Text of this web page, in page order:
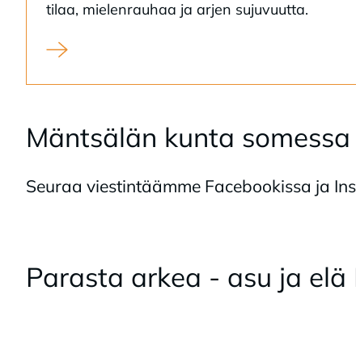
ti­laa, mie­len­rau­haa ja ar­jen su­ju­vuut­ta.
Lue Hännisten tarina
Mänt­sä­län kun­ta so­mes­sa
Seu­raa vies­tin­tääm­me Face­boo­kis­sa ja
Pa­ras­ta ar­kea - asu ja elä